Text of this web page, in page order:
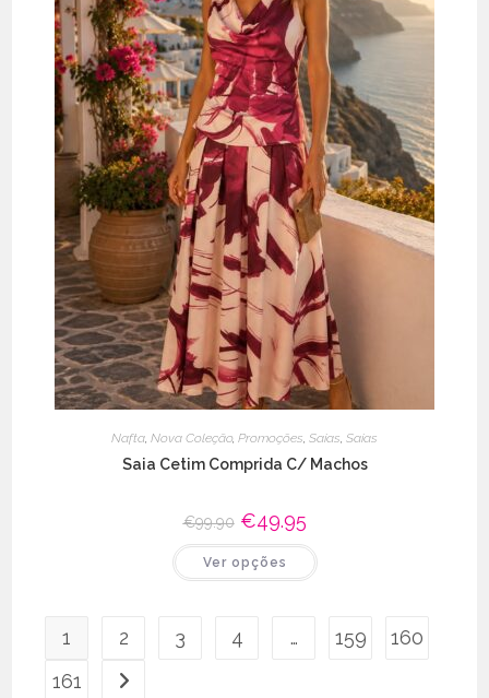
the
product
page
Nafta Nova Coleção, Promoções Saias Saias
Saia Cetim Comprida C/ Machos
€99.90 O
preço
original
era:
€99.90.
€49.95O
preço
atual
é:
€49.95.
Ver opções
product
options
1 2 3 4 … 159
160
161